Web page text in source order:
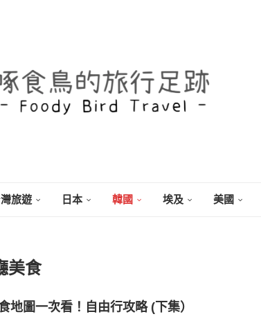
旅遊 日本 韓國 埃及 美國
美食
地圖一次看！自由行攻略 (下集）